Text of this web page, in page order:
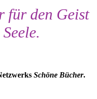
für den Geist
Schöne Bücher.